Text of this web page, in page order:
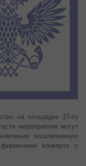
на площадке 27-го
мероприятия могут
эксклюзивную
конверте с